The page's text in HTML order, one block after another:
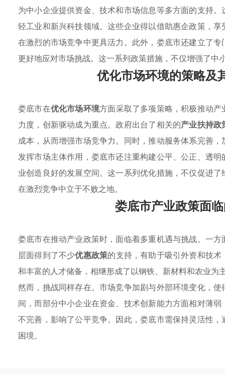
为中小企业提供资金、技术和市场信息等多方面的支持
轻工业和新兴科技领域。这些企业得以借助惠企政策，
在激烈的市场竞争中更具活力。此外，娄底市还建立了
更好地应对市场挑战。这一系列政策措施，不仅增强了中
优化市场环境的策略及
娄底市在优化市场环境方面采取了多项策略，积极推动
力度，创新驱动成为重点。政府出台了相关的产业扶持政
成本，从而增强市场竞争力。同时，推动服务体系完善
发挥市场主体作用，娄底市还注重构建公平、公正、透
业创造良好的发展空间。这一系列优化措施，不仅促进
在激烈竞争中立于不败之地。
娄底市产业政策面
娄底市在推动产业政策时，面临着多重机遇与挑战。一
层面得到了不少优惠政策的支持，有助于吸引外资和技
和丰富的人才储备，相继形成了以钢铁、新材料和农业
然而，挑战同样存在。市场竞争加剧与外部环境变化，
间，而部分中小企业在资金、技术创新能力方面相对薄
不完善，影响了公平竞争。因此，娄底市需保持灵活性，
困境。